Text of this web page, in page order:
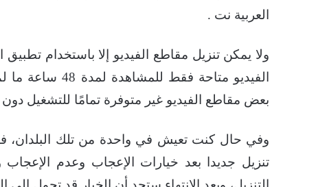
العربية نت .
ولا يمكن تنزيل مقاطع الفيديو إلا باستخدام
الفيديو متاحة
بعض مقاطع الفيديو غير متوفرة تمامًا للتشغيل
وفي حال كنت تعيش في واحدة من تلك البلدان،
تنزيل جديدا بعد خيارات الإعجاب وعدم